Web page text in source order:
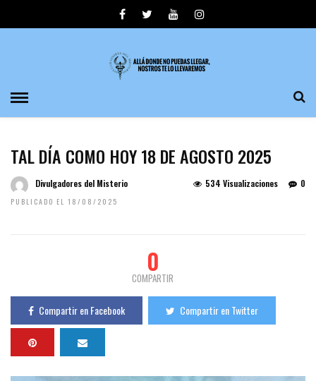
TAL DÍA COMO HOY 18 DE AGOSTO 2025
Divulgadores del Misterio
PUBLICADO EL 18/08/2025
0
534 Visualizaciones
0
COMPARTIR
Compartir en Facebook Compartir en Twitter